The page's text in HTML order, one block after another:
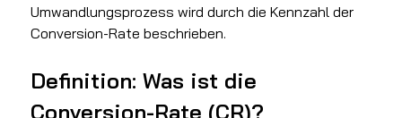
Umwandlungsprozess wird durch die Kennzahl der
Conversion-Rate beschrieben.
Definition: Was ist die
Conversion-Rate (CR)?